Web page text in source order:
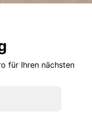
für Ihren nächsten